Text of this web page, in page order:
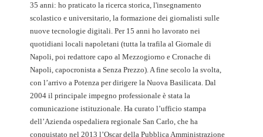
35 anni: ho praticato la ricerca storica, l'insegnamento
scolastico e universitario, la formazione dei giornalisti sulle
nuove tecnologie digitali. Per 15 anni ho lavorato nei
quotidiani locali napoletani (tutta la trafila al Giornale di
Napoli, poi redattore capo al Mezzogiorno e Cronache di
Napoli, capocronista a Senza Prezzo). A fine secolo la svolta,
con l’arrivo a Potenza per dirigere la Nuova Basilicata. Dal
2004 il principale impegno professionale è stata la
comunicazione istituzionale. Ha curato l’ufficio stampa
dell’Azienda ospedaliera regionale San Carlo, che ha
conquistato nel 2013 l’Oscar della Pubblica Amministrazione